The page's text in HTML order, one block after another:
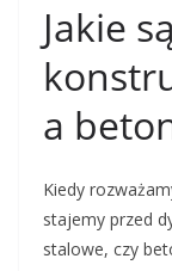
Jakie
a
Kiedy
stajemy przed
stalowe, czy